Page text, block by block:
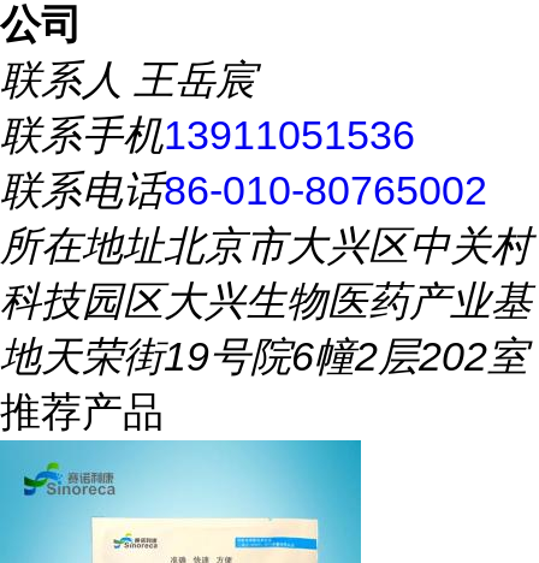
公司
联系人 王岳宸
联系手机13911051536
联系电话86-010-80765002
所在地址北京市大兴区中关村
科技园区大兴生物医药产业基
地天荣街19号院6幢2层202室
推荐产品